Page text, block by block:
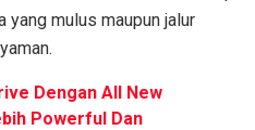
yang mulus maupun jalur
Dengan All New
Powerful Dan